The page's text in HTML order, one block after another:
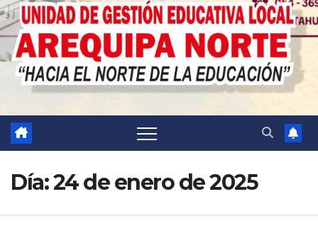
Día:24 de enero de 2025